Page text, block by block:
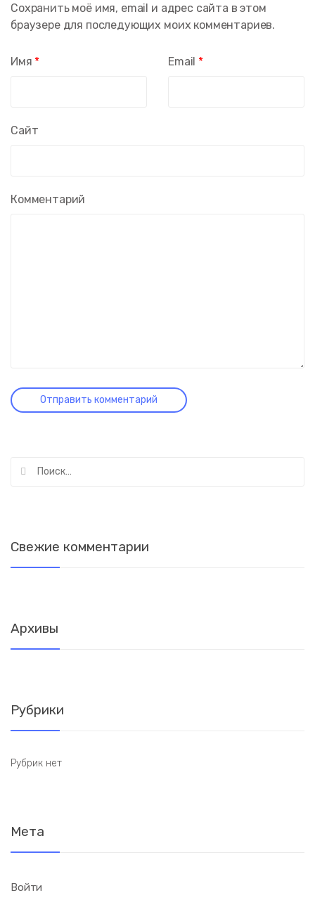
Комментарий
Имя * Email *
Сайт
Сохранить моё имя, email и адрес сайта в этом
браузере для последующих моих комментариев.
Свежие комментарии
Архивы
Рубрики
Рубрик нет
Мета
Войти